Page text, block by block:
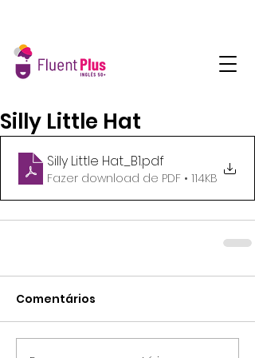
Silly Little Hat
Silly Little Hat_B1.pdf
Fazer download de PDF • 114KB
Comentários